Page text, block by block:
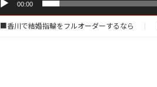
00:00
■香川で結婚指輪をフルオーダーするなら